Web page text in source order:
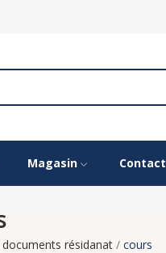
Magasin Contact
documents résidanat cours